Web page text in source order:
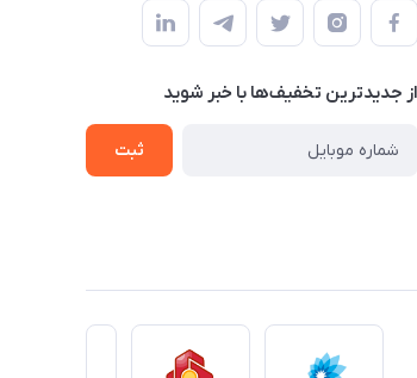
از جدید‌ترین تخفیف‌ها با‌ خبر شوید
ثبت